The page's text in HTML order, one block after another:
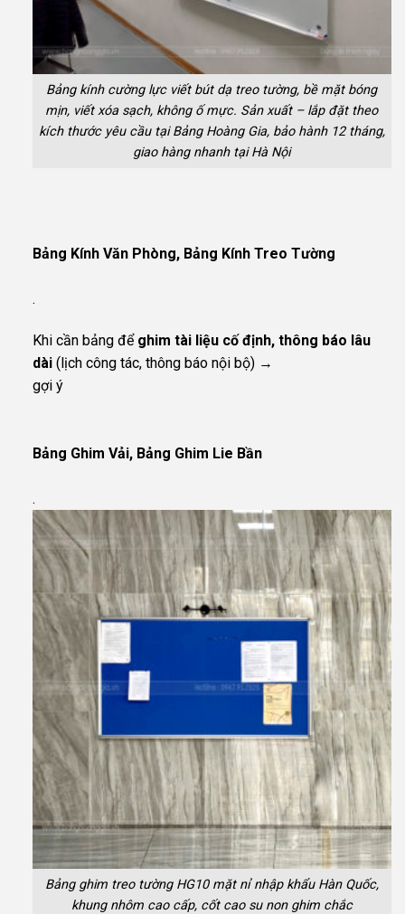
Bảng kính cường lực viết bút dạ treo tường, bề mặt bóng
mịn, viết xóa sạch, không ố mực. Sản xuất – lắp đặt theo
kích thước yêu cầu tại Bảng Hoàng Gia, bảo hành 12 tháng,
giao hàng nhanh tại Hà Nội
Bảng Kính Văn Phòng, Bảng Kính Treo Tường
.
Khi cần bảng để ghim tài liệu cố định, thông báo lâu
dài(lịch công tác, thông báo nội bộ) →
gợi ý
Bảng Ghim Vải, Bảng Ghim Lie Bần
.
Bảng ghim treo tường HG10 mặt nỉ nhập khẩu Hàn Quốc,
khung nhôm cao cấp, cốt cao su non ghim chắc